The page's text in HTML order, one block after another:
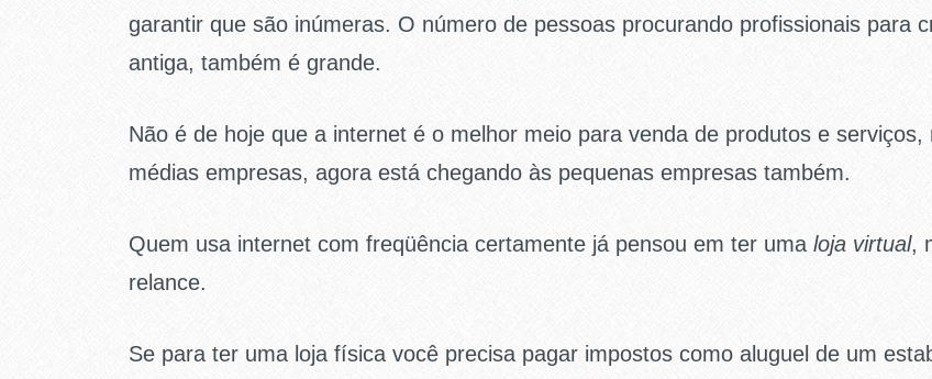
garantir que são inúmeras. O número de pessoas procurando profissionais para
antiga, também é grande.
Não é de hoje que a internet é o melhor meio para venda de produtos e
médias empresas, agora está chegando às pequenas empresas também.
Quem usa internet com freqüência certamente já pensou em ter uma loja virtual,
relance.
Se para ter uma loja física você precisa pagar impostos como aluguel de um